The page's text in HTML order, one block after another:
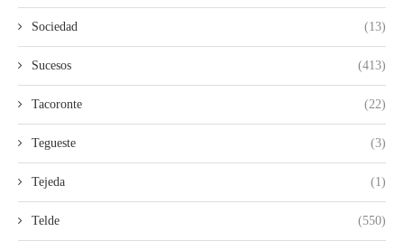
Sociedad (13)
Sucesos (413)
Tacoronte (22)
Tegueste (3)
Tejeda (1)
Telde (550)